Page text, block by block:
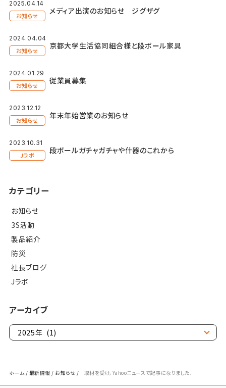
2025.04.14
お知らせ メディア出演のお知らせ ジグザグ
2024.04.04
お知らせ 京都大学生活協同組合様と段ボール家具
2024.01.29
お知らせ 従業員募集
2023.12.12
お知らせ 年末年始営業のお知らせ
2023.10.31
Jラボ 段ボールガチャガチャや什器のこれから
カテゴリー
お知らせ
3S活動
製品紹介
防災
社長ブログ
Jラボ
アーカイブ
ホーム / 最新情報 / お知らせ / 取材を受け，Yahooニュースで記事になりました．